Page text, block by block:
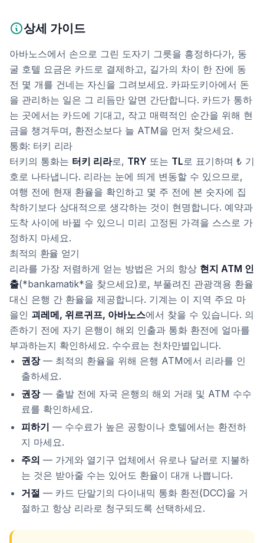
상세 가이드
아바노스에서 손으로 그린 도자기 그릇을 흥정하다가, 동
굴 호텔 요금은 카드로 결제하고, 길가의 차이 한 잔에 동
전 몇 개를 건네는 자신을 그려보세요. 카파도키아에서 돈
을 관리하는 일은 그 리듬만 알면 간단합니다. 카드가 통하
는 곳에서는 카드에 기대고, 작고 매력적인 순간을 위해 현
금을 챙겨두며, 환전소보다 늘 ATM을 먼저 찾으세요.
통화: 터키 리라
터키의 통화는 터키 리라로, TRY 또는 TL로 표기하며 ₺ 기
호로 나타냅니다. 리라는 눈에 띄게 변동할 수 있으므로,
여행 전에 현재 환율을 확인하고 몇 주 전에 본 숫자에 집
착하기보다 상대적으로 생각하는 것이 현명합니다. 예약과
도착 사이에 바뀔 수 있으니 미리 고정된 가격을 스스로 가
정하지 마세요.
최적의 환율 얻기
리라를 가장 저렴하게 얻는 방법은 거의 항상 현지 ATM 인
출(*bankamatik*을 찾으세요)로, 부풀려진 관광객용 환율
대신 은행 간 환율을 제공합니다. 기계는 이 지역 주요 마
을인 괴레메, 위르귀프, 아바노스에서 찾을 수 있습니다. 의
존하기 전에 자기 은행이 해외 인출과 통화 환전에 얼마를
부과하는지 확인하세요. 수수료는 천차만별입니다.
권장— 최적의 환율을 위해 은행 ATM에서 리라를 인
출하세요.
권장— 출발 전에 자국 은행의 해외 거래 및 ATM 수수
료를 확인하세요.
피하기 — 수수료가 높은 공항이나 호텔에서는 환전하
지 마세요.
주의 — 가게와 열기구 업체에서 유로나 달러로 지불하
는 것은 받아줄 수는 있어도 환율이 대개 나쁩니다.
거절 — 카드 단말기의 다이내믹 통화 환전(DCC)을 거
절하고 항상 리라로 청구되도록 선택하세요.